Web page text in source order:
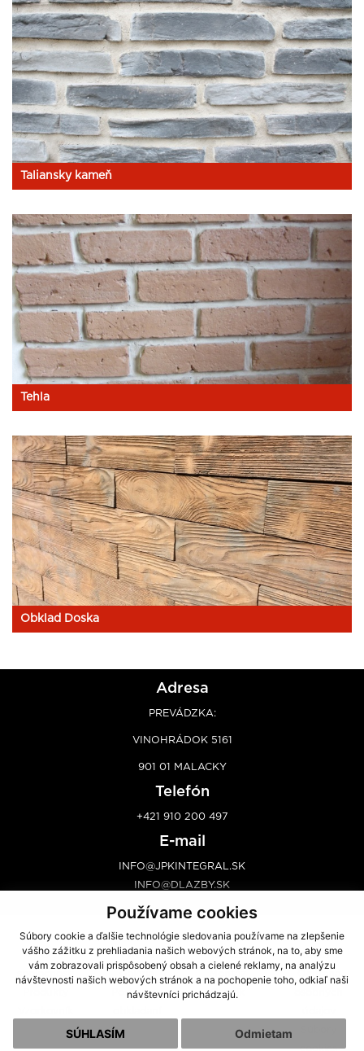
Používame cookies
Súbory cookie a ďalšie technológie sledovania používame na zlepšenie
vášho zážitku z prehliadania našich webových stránok, na to, aby sme
vám zobrazovali prispôsobený obsah a cielené reklamy, na analýzu
návštevnosti našich webových stránok a na pochopenie toho, odkiaľ naši
návštevníci prichádzajú.
SÚHLASÍM Odmietam
Taliansky kameň
Tehla
Obklad Doska
Adresa
PREVÁDZKA:
VINOHRÁDOK 5161
901 01 MALACKY
Telefón
+421 910 200 497
E-mail
INFO@JPKINTEGRAL.SK
INFO@DLAZBY.SK
Úvod
O
spoločnosti
Poradenstvo
Výroba
Galéria
Postup pri
Predaj
Dovoz
Cenník
Predajcovia
Kontakt
Ochrana
cookies